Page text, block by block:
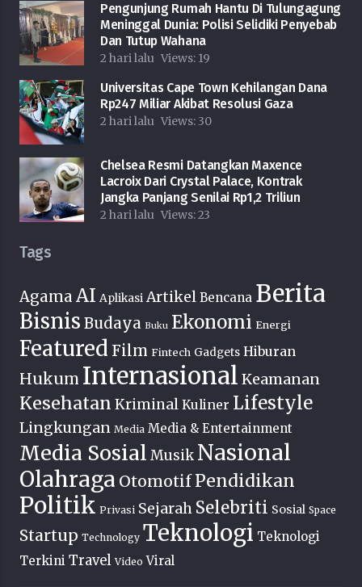
Pengunjung Rumah Hantu Di Tulungagung
Meninggal Dunia: Polisi Selidiki Penyebab
Dan Tutup Wahana
2 hari lalu Views: 19
Universitas Cape Town Kehilangan Dana
Rp247 Miliar Akibat Resolusi Gaza
2 hari lalu Views: 30
Chelsea Resmi Datangkan Maxence
Lacroix Dari Crystal Palace, Kontrak
Jangka Panjang Senilai Rp1,2 Triliun
2 hari lalu Views:23
Tags
Agama AI Aplikasi Artikel Bencana Berita
Bisnis Budaya Buku Ekonomi Energi
Featured Film Fintech Gadgets Hiburan
Hukum Internasional Keamanan
Kesehatan Kriminal Kuliner Lifestyle
Lingkungan Media Media & Entertainment
Media Sosial Musik Nasional
Olahraga Otomotif Pendidikan
Politik Privasi Sejarah Selebriti Sosial Space
Startup Technology Teknologi Teknologi
Terkini Travel Video Viral